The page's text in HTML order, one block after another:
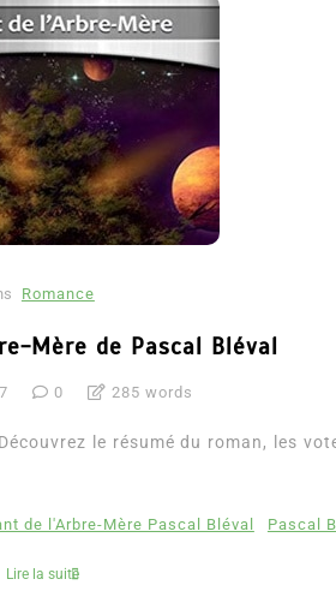
Romance
Mère de Pascal Bléval
0 285 words
le résumé du roman, les
de l'Arbre-Mère Pascal Bléval Pascal
Lire la suite
8 Juil 2026 0 4